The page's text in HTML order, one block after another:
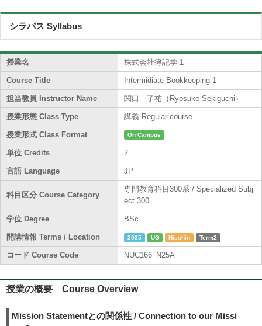
シラバス Syllabus
授業名 株式会社簿記学 1
Course Title Intermidiate Bookkeeping 1
担当教員 Instructor Name 関口 了祐（Ryosuke Sekiguchi）
授業形態 Class Type 講義 Regular course
授業形式 Class Format On Campus
単位 Credits 2
言語 Language JP
科目区分 Course Category
専門教育科目300系 / Specialized Subj
ect 300
学位 Degree BSc
開講情報 Terms / Location 2025 UG Nisshin Term2
コード Course Code NUC166_N25A
授業の概要 Course Overview
Mission Statementとの関係性 / Connection to our Missi